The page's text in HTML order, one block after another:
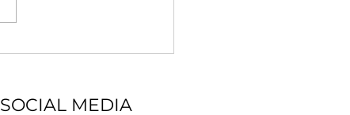
SOCIAL MEDIA